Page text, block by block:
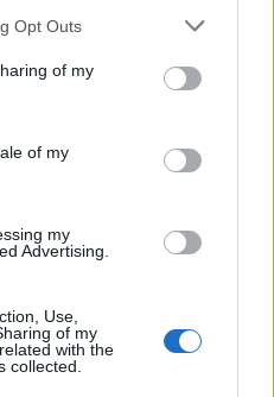
uses one or more Google
behaviour. You may click to
and its third-party tags to
purposes in below Google
Opt Outs
of my
of my
my
Advertising.
Use,
of my
with the
collected.